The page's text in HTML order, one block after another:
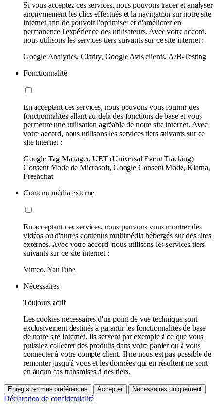
Si vous acceptez ces services, nous pouvons tracer et analyser
anonymement les clics effectués et la navigation sur notre site
internet afin de pouvoir l'optimiser et d'améliorer en
permanence l'expérience des utilisateurs. Avec votre accord,
nous utilisons les services tiers suivants sur ce site internet :
Google Analytics, Clarity, Google Avis clients, A/B-Testing
Fonctionnalité
En acceptant ces services, nous pouvons vous fournir des
fonctionnalités allant au-delà des fonctions de base et vous
permettre une utilisation agréable de notre site internet. Avec
votre accord, nous utilisons les services tiers suivants sur ce
site internet :
Google Tag Manager, UET (Universal Event Tracking)
Consent Mode de Microsoft, Google Consent Mode, Klarna,
Freshchat
Contenu média externe
En acceptant ces services, nous pouvons vous montrer des
vidéos ou d'autres contenus multimédia hébergés sur des sites
externes. Avec votre accord, nous utilisons les services tiers
suivants sur ce site internet :
Vimeo, YouTube
Nécessaires
Toujours actif
Les cookies nécessaires d'un point de vue technique sont
exclusivement destinés à garantir les fonctionnalités de base
de notre site internet. Ils servent par exemple à ce que vous
puissiez collecter des produits dans votre panier ou à vous
connecter à votre compte client. Il ne nous est pas possible de
remonter jusqu'à vous et les données qui en résultent ne sont
en aucun cas transmises à des tiers.
Enregistrer mes préférences Accepter Nécessaires uniquement
Déclaration de confidentialité